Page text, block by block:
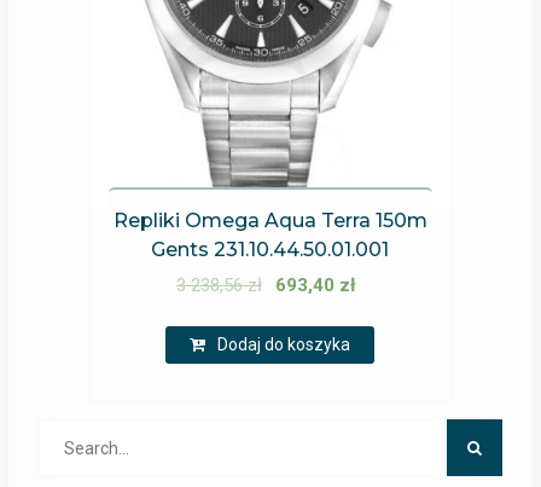
Repliki Omega Aqua Terra 150m
Gents 231.10.44.50.01.001
3 238,56zł 693,40 zł
Dodaj do koszyka